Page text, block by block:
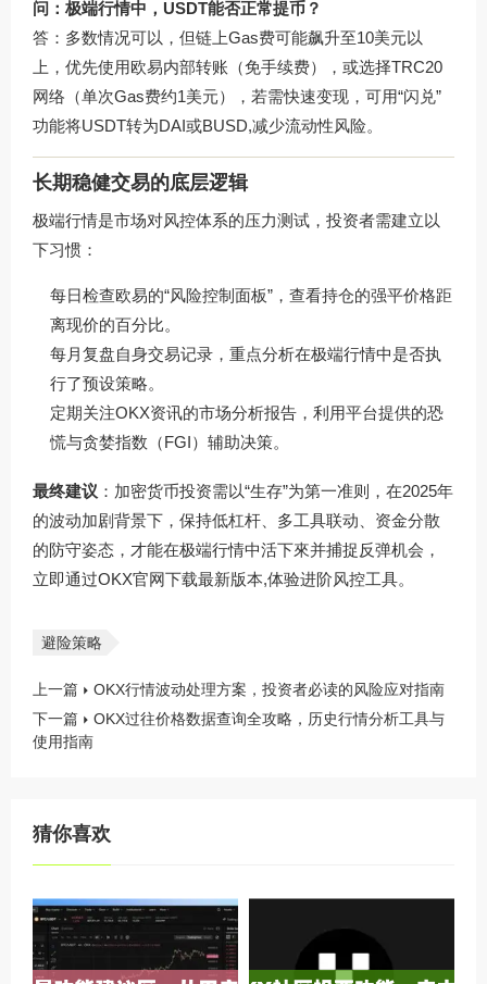
问：极端行情中，USDT能否正常提币？
答：多数情况可以，但链上Gas费可能飙升至10美元以
上，优先使用欧易内部转账（免手续费），或选择TRC20
网络（单次Gas费约1美元），若需快速变现，可用“闪兑”
功能将USDT转为DAI或BUSD,减少流动性风险。
长期稳健交易的底层逻辑
极端行情是市场对风控体系的压力测试，投资者需建立以
下习惯：
每日检查欧易的“风险控制面板”，查看持仓的强平价格距
离现价的百分比。
每月复盘自身交易记录，重点分析在极端行情中是否执
行了预设策略。
定期关注OKX资讯的市场分析报告，利用平台提供的恐
慌与贪婪指数（FGI）辅助决策。
最终建议 ：加密货币投资需以“生存”为第一准则，在2025年
的波动加剧背景下，保持低杠杆、多工具联动、资金分散
的防守姿态，才能在极端行情中活下來并捕捉反弹机会，
立即通过OKX官网下载最新版本,体验进阶风控工具。
避险策略
上一篇
OKX行情波动处理方案，投资者必读的风险应对指南
下一篇
OKX过往价格数据查询全攻略，历史行情分析工具与
使用指南
猜你喜欢